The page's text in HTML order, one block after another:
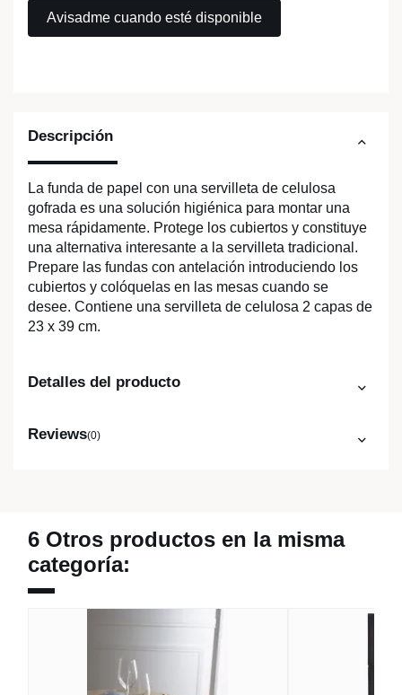
Descripción
La funda de papel con una servilleta de celulosa
gofrada es una solución higiénica para montar una
mesa rápidamente. Protege los cubiertos y constituye
una alternativa interesante a la servilleta tradicional.
Prepare las fundas con antelación introduciendo los
cubiertos y colóquelas en las mesas cuando se
desee. Contiene una servilleta de celulosa 2 capas de
23 x 39 cm.
Detalles del producto
Reviews(0)
6 Otros productos en la misma
categoría: